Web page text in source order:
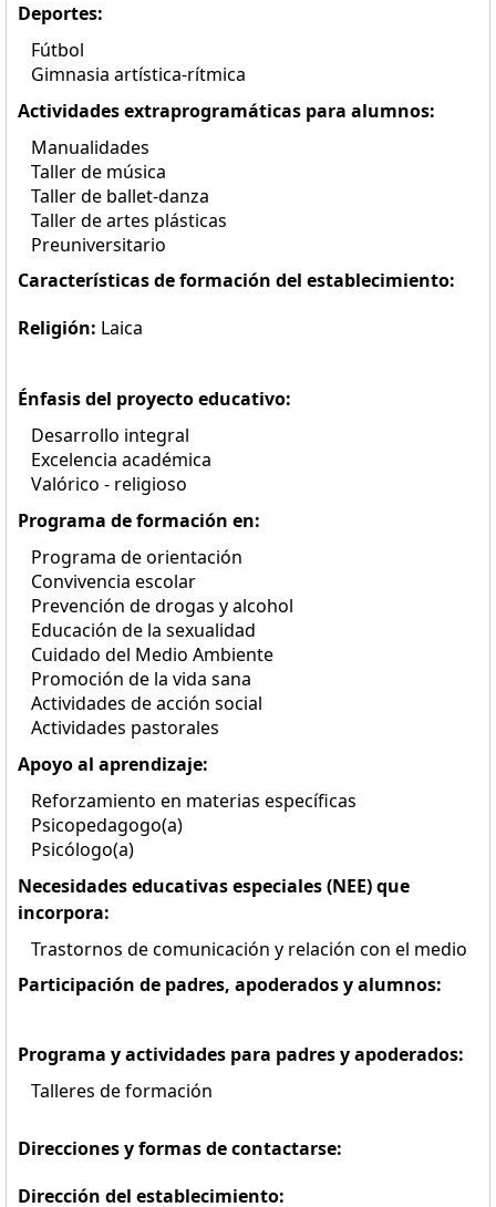
Deportes:
Fútbol
Gimnasia artística-rítmica
Actividades extraprogramáticas para alumnos:
Manualidades
Taller de música
Taller de ballet-danza
Taller de artes plásticas
Preuniversitario
Características de formación del establecimiento:
Religión: Laica
Énfasis del proyecto educativo:
Desarrollo integral
Excelencia académica
Valórico - religioso
Programa de formación en:
Programa de orientación
Convivencia escolar
Prevención de drogas y alcohol
Educación de la sexualidad
Cuidado del Medio Ambiente
Promoción de la vida sana
Actividades de acción social
Actividades pastorales
Apoyo al aprendizaje:
Reforzamiento en materias específicas
Psicopedagogo(a)
Psicólogo(a)
Necesidades educativas especiales (NEE) que
incorpora:
Trastornos de comunicación y relación con el medio
Participación de padres, apoderados y alumnos:
Programa y actividades para padres y apoderados:
Talleres de formación
Direcciones y formas de contactarse:
Dirección del establecimiento: